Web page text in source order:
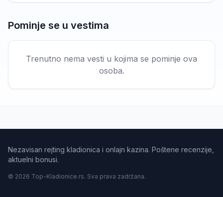
Pominje se u vestima
Trenutno nema vesti u kojima se pominje ova
osoba.
Nezavisan rejting kladionica i onlajn kazina. Poštene recenzije,
aktuelni bonusi.
© 2026 Top-Kladionice.rs. Sva prava zadržana.